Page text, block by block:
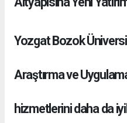
Yozgat Bozok
Araştırma ve
hizmetlerini daha da